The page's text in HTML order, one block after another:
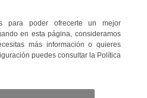
3,2645 €IVA no Incl.